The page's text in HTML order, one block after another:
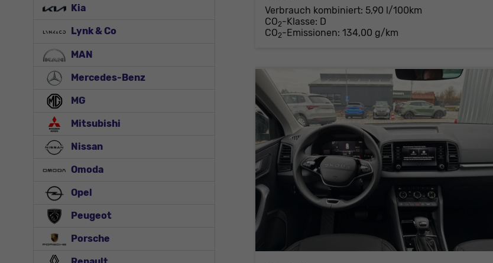
Verbrauch kombiniert: 5,90 l/100km
CO2-Klasse: D
CO2-Emissionen: 134,00 g/km
Kia
Lynk & Co
MAN
Mercedes-Benz
MG
Mitsubishi
Nissan
Omoda
Opel
Peugeot
Porsche